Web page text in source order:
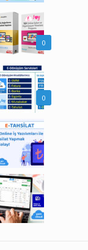
0
0